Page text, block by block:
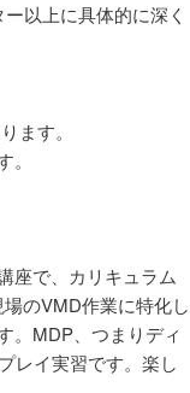
以上に具体的に深く
ます。
座で、カリキュラム
のVMD作業に特化し
。MDP、つまりディ
レイ実習です。楽し